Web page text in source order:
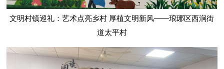
文明村镇巡礼：艺术点亮乡村 厚植文明新风——琅琊区西涧街
道太平村